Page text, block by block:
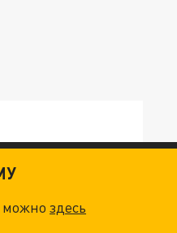
"ЖИВЫЕ ДРОНЫ"
можноздесь